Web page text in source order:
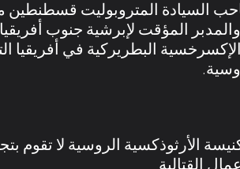
السيادة المتروبوليت قسطنطين
المؤقت لإبرشية جنوب
البطريركية في أفريقيا
الأرثوذكسية الروسية لا تقوم
القتالية